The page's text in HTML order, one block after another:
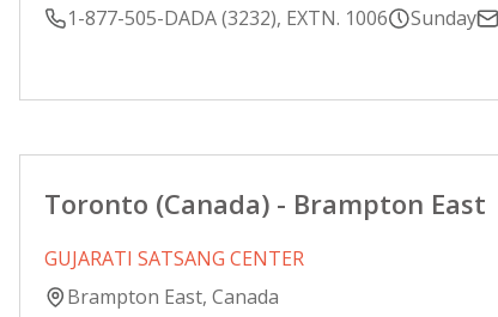
1-877-505-DADA (3232), EXTN. 1006
Sunday
Toronto (Canada) - Brampton East
GUJARATI SATSANG CENTER
Brampton East, Canada